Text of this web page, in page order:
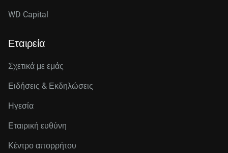
WD Capital
Εταιρεία
Σχετικά με εμάς
Ειδήσεις & Εκδηλώσεις
Ηγεσία
Εταιρική ευθύνη
Κέντρο απορρήτου